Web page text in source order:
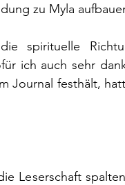
zu Myla
spirituelle
ich auch sehr
Journal festhält,
Leserschaft